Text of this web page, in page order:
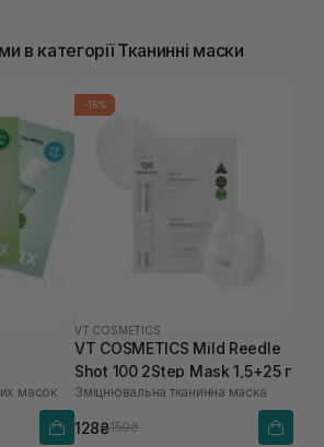
в категорії Тканинні маски
масок
-15%
VT COSMETICS
VT COSMETICS Mild Reedle
Shot 100 2Step Mask 1,5+25 г
Зміцнювальна тканинна маска
128₴150₴